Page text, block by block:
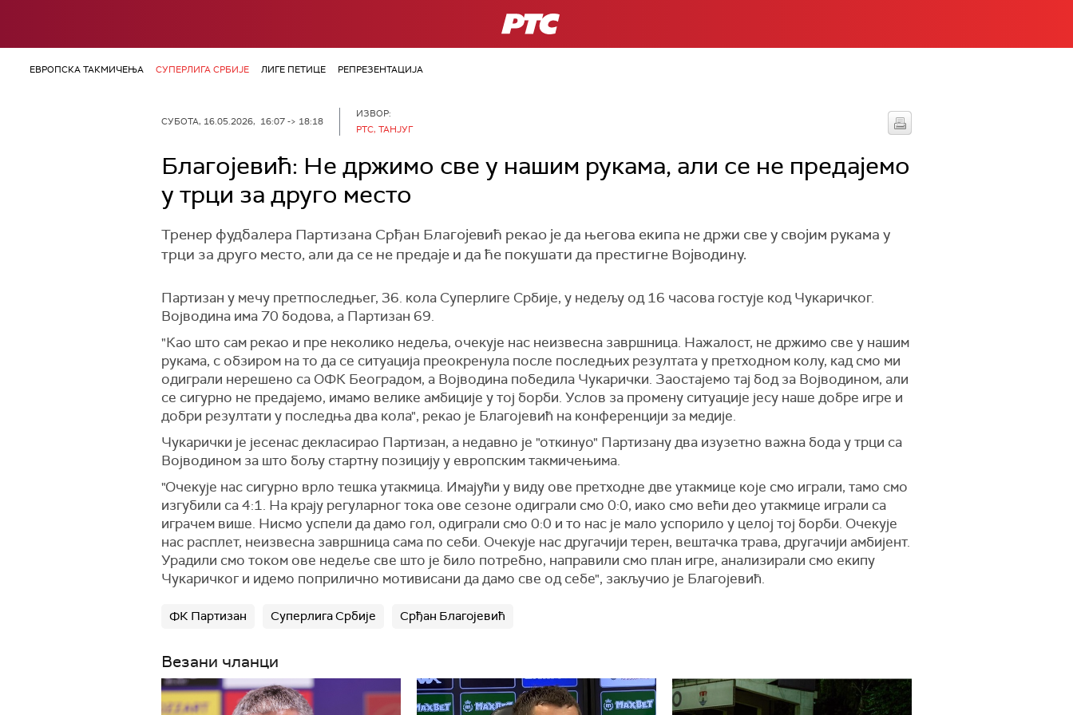
РТС
ЕВРОПСКА ТАКМИЧЕЊА СУПЕРЛИГА СРБИЈЕ ЛИГЕ ПЕТИЦЕ РЕПРЕЗЕНТАЦИЈА
СУБОТА, 16.05.2026, 16:07 -> 18:18
ИЗВОР:
РТС, ТАНЈУГ
Благојевић: Не држимо све у нашим рукама, али се не предајемо
у трци за друго место
Тренер фудбалера Партизана Срђан Благојевић рекао је да његова екипа не држи све у својим рукама у
трци за друго место, али да се не предаје и да ће покушати да престигне Војводину.
Партизан у мечу претпоследњег, 36. кола Суперлиге Србије, у недељу од 16 часова гостује код Чукаричког.
Војводина има 70 бодова, а Партизан 69.
"Као што сам рекао и пре неколико недеља, очекује нас неизвесна завршница. Нажалост, не држимо све у нашим
рукама, с обзиром на то да се ситуација преокренула после последњих резултата у претходном колу, кад смо ми
одиграли нерешено са ОФК Београдом, а Војводина победила Чукарички. Заостајемо тај бод за Војводином, али
се сигурно не предајемо, имамо велике амбиције у тој борби. Услов за промену ситуације јесу наше добре игре и
добри резултати у последња два кола", рекао је Благојевић на конференцији за медије.
Чукарички је јесенас декласирао Партизан, а недавно је "откинуо" Партизану два изузетно важна бода у трци са
Војводином за што бољу стартну позицију у европским такмичењима.
"Очекује нас сигурно врло тешка утакмица. Имајући у виду ове претходне две утакмице које смо играли, тамо смо
изгубили са 4:1. На крају регуларног тока ове сезоне одиграли смо 0:0, иако смо већи део утакмице играли са
играчем више. Нисмо успели да дамо гол, одиграли смо 0:0 и то нас је мало успорило у целој тој борби. Очекује
нас расплет, неизвесна завршница сама по себи. Очекује нас другачији терен, вештачка трава, другачији амбијент.
Урадили смо током ове недеље све што је било потребно, направили смо план игре, анализирали смо екипу
Чукаричког и идемо поприлично мотивисани да дамо све од себе", закључио је Благојевић.
ФК Партизан Суперлига Србије Срђан Благојевић
Везани чланци